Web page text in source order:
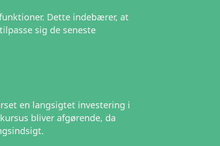
Dette indebærer, at
sig de seneste
en langsigtet investering i
bliver afgørende, da